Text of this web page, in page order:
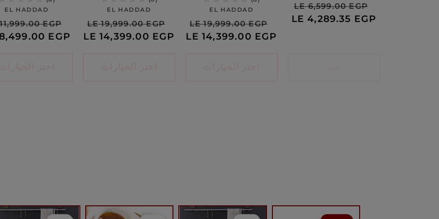
بائع:
EL HADDAD
EGP
البيعEGP
بائع:
EL HADDAD
السعر
العادي
LE 19,999.00 EGP
سعر
البيعLE 14,399.00 EGP
بائع:
EL HADDAD
السعر
العادي
LE 19,999.00 EGP
سعر
البيعLE 14,399.00 EGP
السعر
العادي
LE 6,599.00 EGP
البيعLE 4,289.35 EGP